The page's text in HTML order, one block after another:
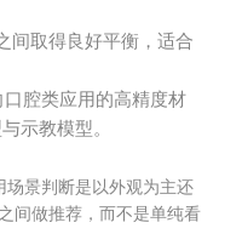
间取得良好平衡，适合
口腔类应用的高精度材
示教模型。
场景判断是以外观为主还
间做推荐，而不是单纯看